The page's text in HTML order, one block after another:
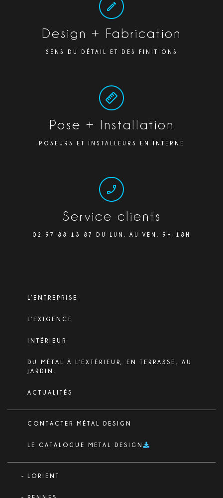
Design + Fabrication
SENS DU DÉTAIL ET DES FINITIONS
Pose + Installation
POSEURS ET INSTALLEURS EN INTERNE
Service clients
02 97 88 13 87 DU LUN. AU VEN. 9H-18H
L’ENTREPRISE
L’EXIGENCE
INTÉRIEUR
DU MÉTAL À L’EXTÉRIEUR, EN TERRASSE, AU
JARDIN.
ACTUALITÉS
CONTACTER MÉTAL DESIGN
LE CATALOGUE METAL DESIGN
LORIENT